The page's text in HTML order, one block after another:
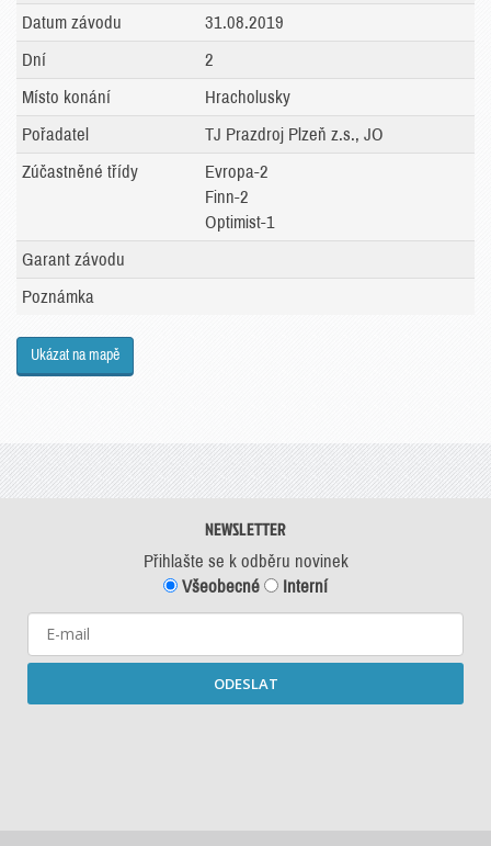
Datum závodu
31.08.2019
Dní
2
Místo konání
Hracholusky
Pořadatel
TJ Prazdroj Plzeň z.s., JO
Zúčastněné třídy
Evropa-2
Finn-2
Optimist-1
Garant závodu
Poznámka
Ukázat na mapě
NEWSLETTER
Přihlašte se k odběru novinek
Všeobecné
Interní
ODESLAT